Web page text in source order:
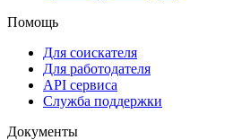
Помощь
Для соискателя
Для работодателя
API сервиса
Служба поддержки
Документы